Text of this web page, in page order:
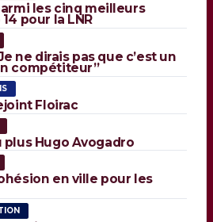
les cinq meilleurs
pour la LNR
ne dirais pas que c’est un
compétiteur”
Floirac
Hugo Avogadro
en ville pour les